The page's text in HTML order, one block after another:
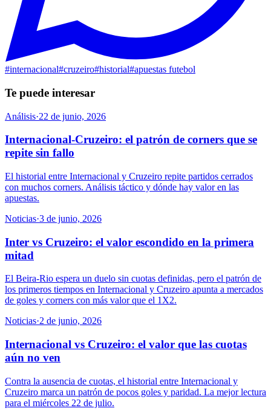
#internacional#cruzeiro#historial#apuestas futebol
Te puede interesar
Análisis·22 de junio, 2026
Internacional-Cruzeiro: el patrón de corners que se
repite sin fallo
El historial entre Internacional y Cruzeiro repite partidos cerrados
con muchos corners. Análisis táctico y dónde hay valor en las
apuestas.
Noticias·3 de junio, 2026
Inter vs Cruzeiro: el valor escondido en la primera
mitad
El Beira-Rio espera un duelo sin cuotas definidas, pero el patrón de
los primeros tiempos en Internacional y Cruzeiro apunta a mercados
de goles y corners con más valor que el 1X2.
Noticias·2 de junio, 2026
Internacional vs Cruzeiro: el valor que las cuotas
aún no ven
Contra la ausencia de cuotas, el historial entre Internacional y
Cruzeiro marca un patrón de pocos goles y paridad. La mejor lectura
para el miércoles 22 de julio.